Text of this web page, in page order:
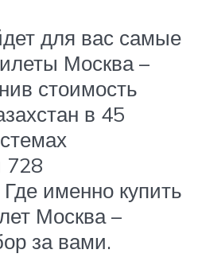
для вас самые
Москва –
стоимость
в 45
728
именно купить
Москва –
за вами.